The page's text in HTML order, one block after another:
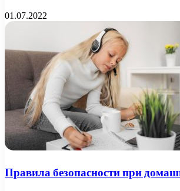
01.07.2022
Правила безопасности при